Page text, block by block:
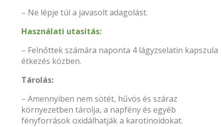
– Ne lépje túl a javasolt adagolást.
Használati utasítás:
– Felnőttek számára naponta 4 lágyzselatin kapszula
étkezés közben.
Tárolás:
– Amennyiben nem sötét, hűvös és száraz
környezetben tárolja, a napfény és egyéb
fényforrások oxidálhatják a karotinoidokat.